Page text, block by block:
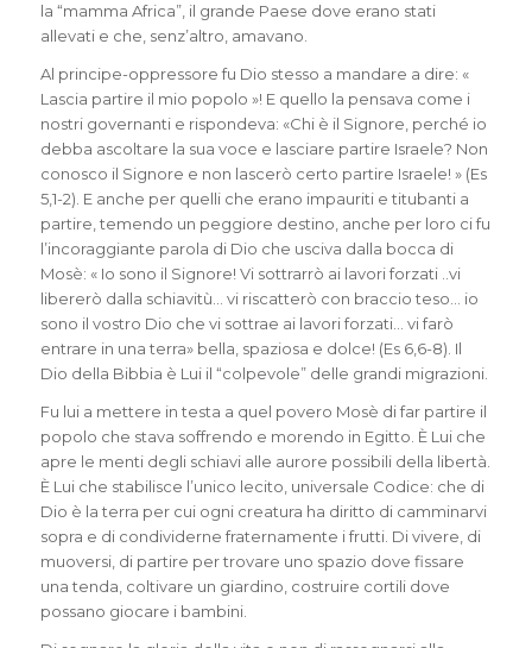
la “mamma Africa”, il grande Paese dove erano stati
allevati e che, senz’altro, amavano.
Al principe-oppressore fu Dio stesso a mandare a dire: «
Lascia partire il mio popolo »! E quello la pensava come i
nostri governanti e rispondeva: «Chi è il Signore, perché io
debba ascoltare la sua voce e lasciare partire Israele? Non
conosco il Signore e non lascerò certo partire Israele! » (Es
5,1-2). E anche per quelli che erano impauriti e titubanti a
partire, temendo un peggiore destino, anche per loro ci fu
l’incoraggiante parola di Dio che usciva dalla bocca di
Mosè: « Io sono il Signore! Vi sottrarrò ai lavori forzati ..vi
libererò dalla schiavitù… vi riscatterò con braccio teso… io
sono il vostro Dio che vi sottrae ai lavori forzati… vi farò
entrare in una terra» bella, spaziosa e dolce! (Es 6,6-8). Il
Dio della Bibbia è Lui il “colpevole” delle grandi migrazioni.
Fu lui a mettere in testa a quel povero Mosè di far partire il
popolo che stava soffrendo e morendo in Egitto. È Lui che
apre le menti degli schiavi alle aurore possibili della libertà.
È Lui che stabilisce l’unico lecito, universale Codice: che di
Dio è la terra per cui ogni creatura ha diritto di camminarvi
sopra e di condividerne fraternamente i frutti. Di vivere, di
muoversi, di partire per trovare uno spazio dove fissare
una tenda, coltivare un giardino, costruire cortili dove
possano giocare i bambini.